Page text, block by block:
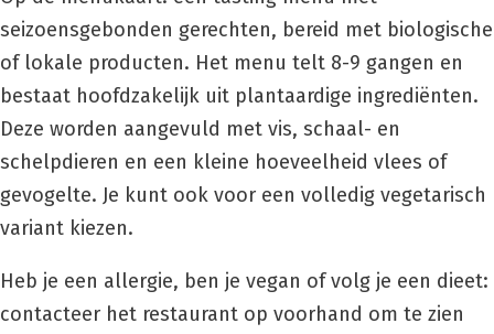
seizoensgebonden gerechten, bereid met biologische
of lokale producten. Het menu telt 8-9 gangen en
bestaat hoofdzakelijk uit plantaardige ingrediënten.
Deze worden aangevuld met vis, schaal- en
schelpdieren en een kleine hoeveelheid vlees of
gevogelte. Je kunt ook voor een volledig vegetarisch
variant kiezen.
Heb je een allergie, ben je vegan of volg je een dieet:
contacteer het restaurant op voorhand om te zien